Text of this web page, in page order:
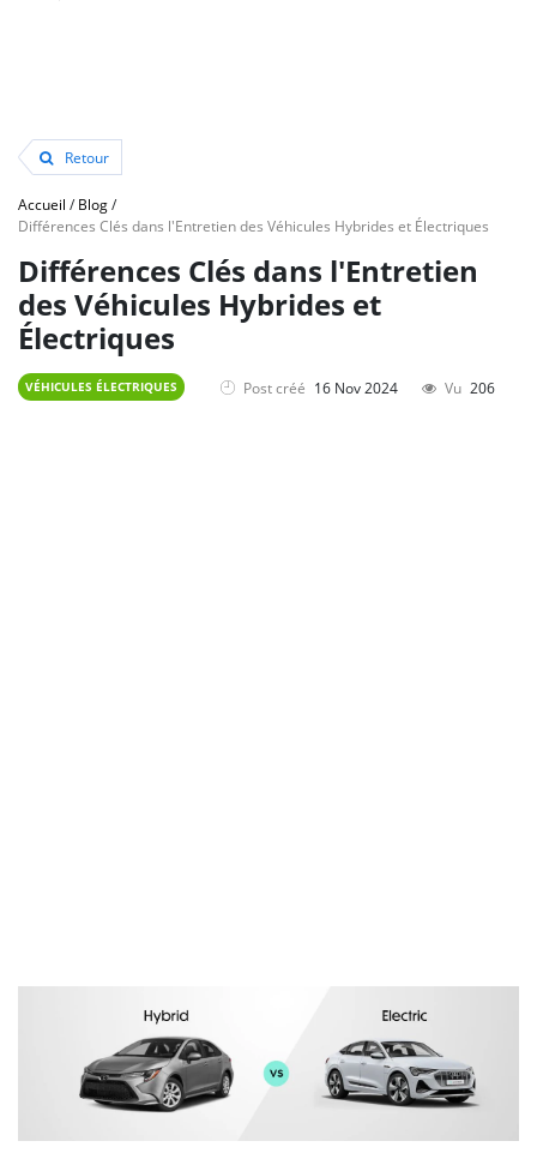
Retour
Accueil /Blog/
Différences Clés dans l'Entretien des Véhicules Hybrides et Électriques
Différences Clés dans l'Entretien
des Véhicules Hybrides et
Électriques
VÉHICULES ÉLECTRIQUES Post créé 16 Nov 2024 Vu 206